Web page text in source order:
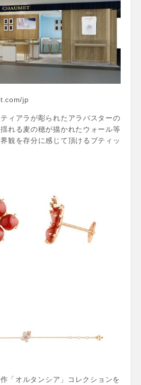
jp
ィアラが彫られたアラバスターの
れる麦の穂が描かれたウォール等
観を存分に感じて頂けるブティッ
「オルタンシア」コレクションを